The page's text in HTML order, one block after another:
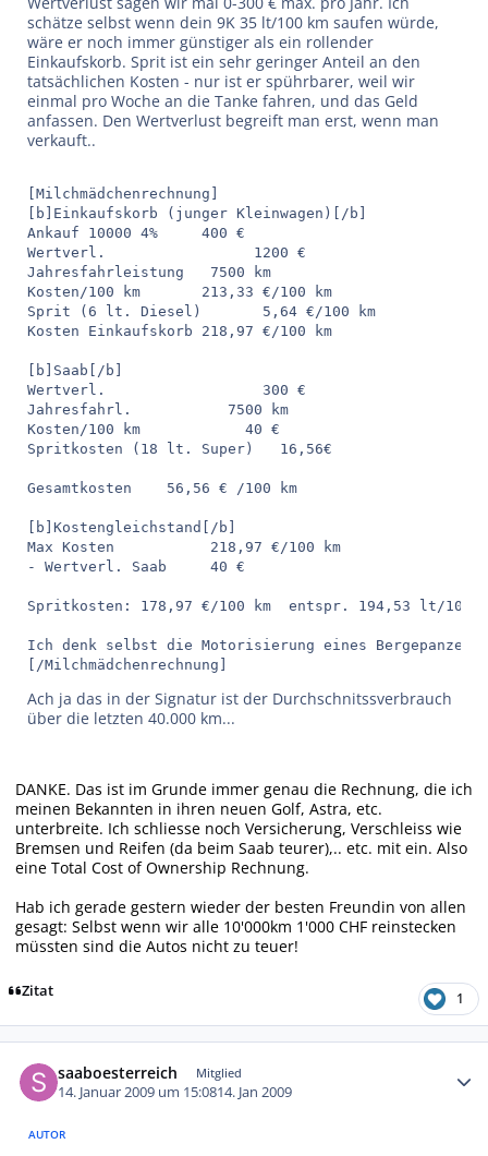
schätze selbst wenn dein 9K 35 lt/100 km saufen würde,
wäre er noch immer günstiger als ein rollender
Einkaufskorb. Sprit ist ein sehr geringer Anteil an den
tatsächlichen Kosten - nur ist er spührbarer, weil wir
einmal pro Woche an die Tanke fahren, und das Geld
anfassen. Den Wertverlust begreift man erst, wenn man
verkauft..
[Milchmädchenrechnung]
[b]Einkaufskorb (junger Kleinwagen)[/b]
Ankauf 10000 4%     400 €
Wertverl.                 1200 €
Jahresfahrleistung   7500 km
Kosten/100 km       213,33 €/100 km
Sprit (6 lt. Diesel)       5,64 €/100 km
Kosten Einkaufskorb 218,97 €/100 km
[b]Saab[/b]
Wertverl.                  300 €
Jahresfahrl.           7500 km
Kosten/100 km            40 €
Spritkosten (18 lt. Super)   16,56€
Gesamtkosten    56,56 € /100 km
[b]Kostengleichstand[/b]
Max Kosten           218,97 €/100 km
- Wertverl. Saab     40 €
Spritkosten: 178,97 €/100 km  entspr. 194,53 lt/100
Ich denk selbst die Motorisierung eines
[/Milchmädchenrechnung]
Ach ja das in der Signatur ist der Durchschnitssverbrauch
über die letzten 40.000 km...
DANKE. Das ist im Grunde immer genau die Rechnung, die ich
meinen Bekannten in ihren neuen Golf, Astra, etc.
unterbreite. Ich schliesse noch Versicherung, Verschleiss wie
Bremsen und Reifen (da beim Saab teurer),.. etc. mit ein. Also
eine Total Cost of Ownership Rechnung.
Hab ich gerade gestern wieder der besten Freundin von allen
gesagt: Selbst wenn wir alle 10'000km 1'000 CHF reinstecken
müssten sind die Autos nicht zu teuer!
Zitat 1
saaboesterreich Mitglied
14. Januar 2009 um 15:0814. Jan 2009
AUTOR